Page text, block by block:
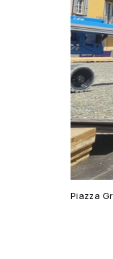
Piazza